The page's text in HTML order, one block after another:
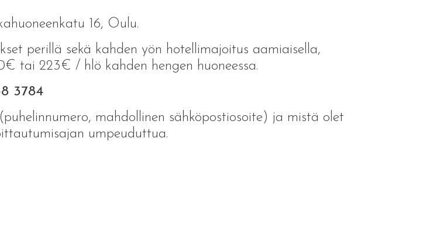
16, Oulu.
perillä sekä kahden yön hotellimajoitus aamiaisella,
tai 223€ / hlö kahden hengen huoneessa.
3784
mahdollinen sähköpostiosoite) ja mistä olet
umpeuduttua.